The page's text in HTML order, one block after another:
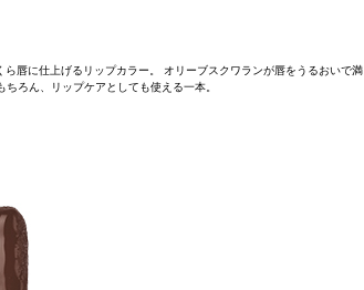
唇に仕上げるリップカラー。 オリーブスクワランが唇をうるおいで満
ろん、リップケアとしても使える一本。